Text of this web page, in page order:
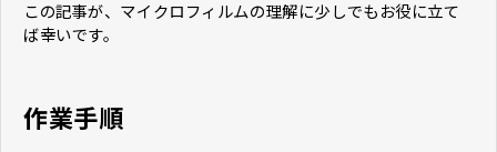
この記事が、マイクロフィルムの理解に少しでもお役に立て
ば幸いです。
作業手順